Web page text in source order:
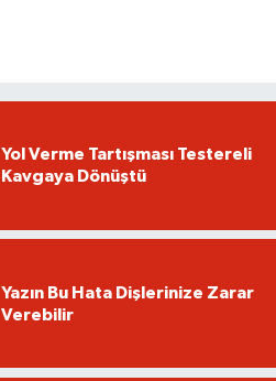
Yol Verme Tartışması Testereli
Kavgaya Dönüştü
Yazın Bu Hata Dişlerinize Zarar
Verebilir